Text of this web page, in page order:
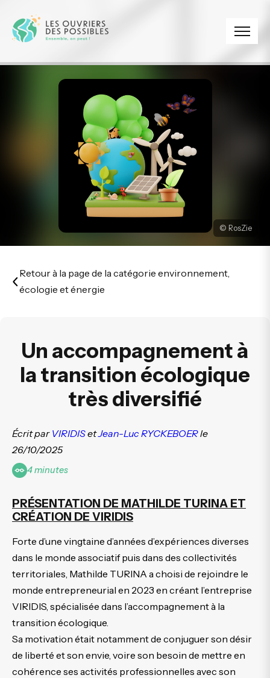
© RosZie
Retour à la page de la catégorie environnement,
écologie et énergie
Un accompagnement à
la transition écologique
très diversifié
Écrit par VIRIDISetJean-Luc RYCKEBOERle
26/10/2025
4 minutes
PRÉSENTATION DE MATHILDE TURINA ET
CRÉATION DE VIRIDIS
Forte d’une vingtaine d’années d’expériences diverses
dans le monde associatif puis dans des collectivités
territoriales, Mathilde TURINA a choisi de rejoindre le
monde entrepreneurial en 2023 en créant l’entreprise
VIRIDIS, spécialisée dans l’accompagnement à la
transition écologique.
Sa motivation était notamment de conjuguer son désir
de liberté et son envie, voire son besoin de mettre en
cohérence ses activités professionnelles avec son